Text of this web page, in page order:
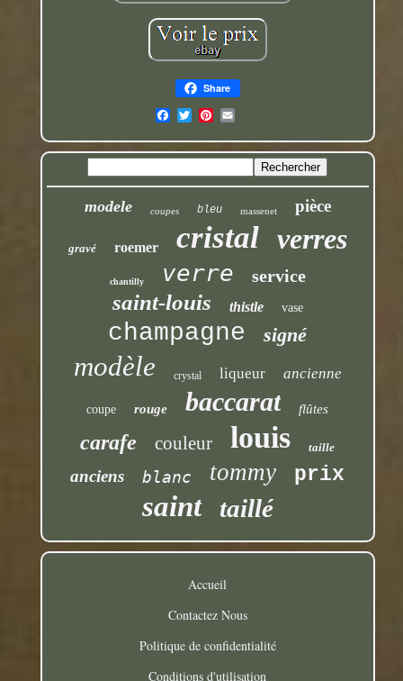
Share
modele coupes bleu massenet pièce
gravé roemer cristal verres
chantilly verre service
saint-louis thistle vase
champagne signé
modèle crystal liqueur ancienne
coupe rouge baccarat flûtes
carafe couleur louis taille
anciens blanc tommy prix
saint taillé
Accueil
Contactez Nous
Politique de confidentialité
Conditions d'utilisation